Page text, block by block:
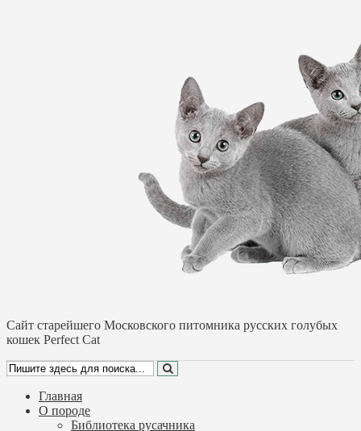
Cайт старейшего Московского питомника русских голубых
кошек Perfect Cat
Главная
О породе
Библиотека русачника